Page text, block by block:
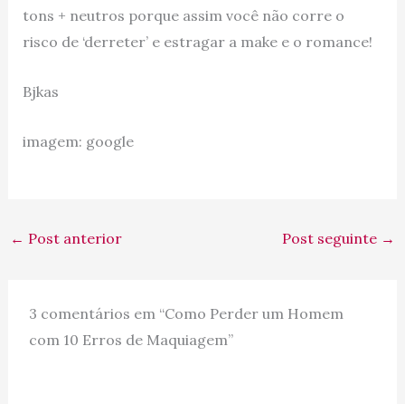
tons + neutros porque assim você não corre o
risco de ‘derreter’ e estragar a make e o romance!
Bjkas
imagem: google
← Post anterior Post seguinte →
3 comentários em “Como Perder um Homem
com 10 Erros de Maquiagem”